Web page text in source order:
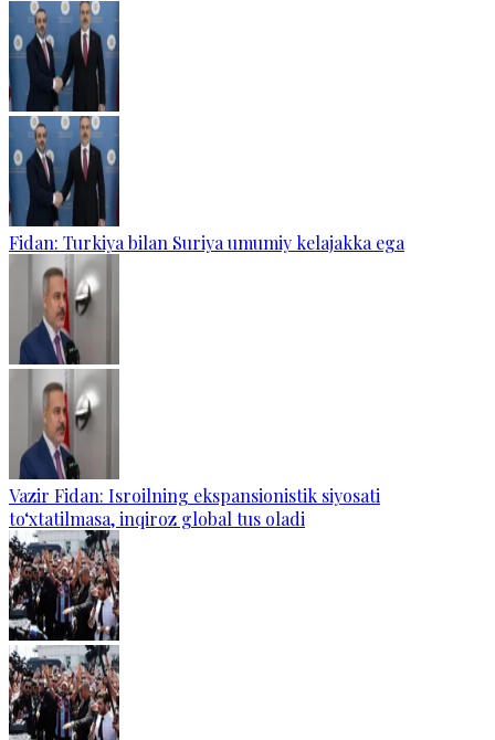
Fidan: Turkiya bilan Suriya umumiy kelajakka ega
Vazir Fidan: Isroilning ekspansionistik siyosati
to‘xtatilmasa, inqiroz global tus oladi